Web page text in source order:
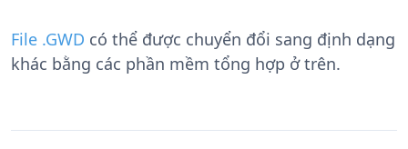
File .GWD có thể được chuyển đổi sang định dạng
khác bằng các phần mềm tổng hợp ở trên.